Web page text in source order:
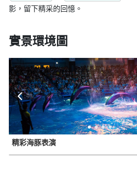
影，留下精采的回憶。
實景環境圖
精彩海豚表演